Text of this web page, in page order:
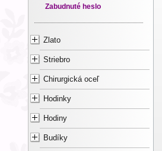
Zabudnuté heslo
Zlato
Striebro
Chirurgická oceľ
Hodinky
Hodiny
Budíky